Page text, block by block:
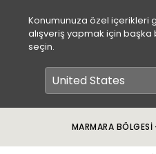
Konumunuza özel içerikleri
alışveriş yapmak için
seçin.
MARMARA